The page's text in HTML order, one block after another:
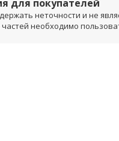
для покупателей
неточности и не
необходимо